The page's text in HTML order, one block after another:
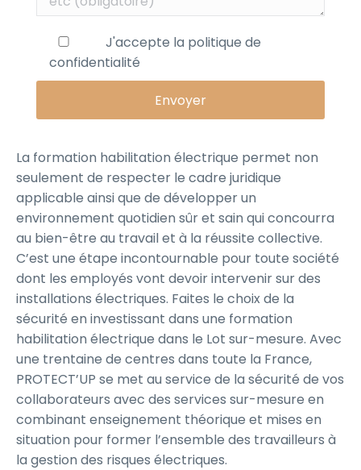
J'accepte la politique de
confidentialité
La formation habilitation électrique permet non
seulement de respecter le cadre juridique
applicable ainsi que de développer un
environnement quotidien sûr et sain qui concourra
au bien-être au travail et à la réussite collective.
C’est une étape incontournable pour toute société
dont les employés vont devoir intervenir sur des
installations électriques. Faites le choix de la
sécurité en investissant dans une formation
habilitation électrique dans le Lot sur-mesure. Avec
une trentaine de centres dans toute la France,
PROTECT’UP se met au service de la sécurité de vos
collaborateurs avec des services sur-mesure en
combinant enseignement théorique et mises en
situation pour former l’ensemble des travailleurs à
la gestion des risques électriques.